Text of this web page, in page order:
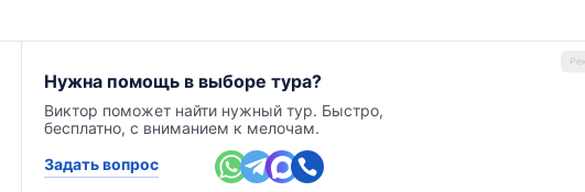
Нужна помощь в выборе тура?
Виктор поможет найти нужный тур. Быстро,
бесплатно, с вниманием к мелочам.
Задать вопрос